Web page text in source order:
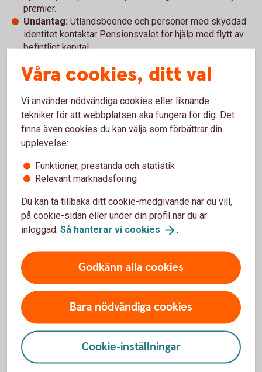
premier.
Undantag: Utlandsboende och personer med skyddad
identitet kontaktar Pensionsvalet för hjälp med flytt av
befintligt kapital.
Ölands Banks erbjudande
Swedbanks entrélösning inom PA 16 (pdf)
Hjälp att flytta tjänstepension
Vill du samla din pension hos oss och få en bättre
överblick? Vi kan inte flytta din tjänstepension åt dig,
men hjälper gärna till med det. Välkommen att
kontakta oss på telefon eller besöka ett bankkontor.
Få hjälp med
flytt av pension
Våra cookies, ditt val
Vi använder nödvändiga cookies eller liknande
tekniker för att webbplatsen ska fungera för dig. Det
finns även cookies du kan välja som förbättrar din
upplevelse:
Funktioner, prestanda och statistik
Relevant marknadsföring
Du kan ta tillbaka ditt cookie-medgivande när du vill,
på cookie-sidan eller under din profil när du är
inloggad. Så hanterar vi cookies .
Godkänn alla cookies
Bara nödvändiga cookies
Cookie-inställningar